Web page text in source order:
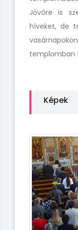
Jövőre is
híveket, de
templomban
Képek